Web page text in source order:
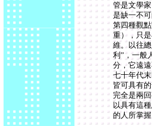
管是文學
是缺一不
第四種觀
重），只
維。以往
利”，一般
分，它遠
七十年代
皆可具有
完全是兩
以具有這
的人所掌